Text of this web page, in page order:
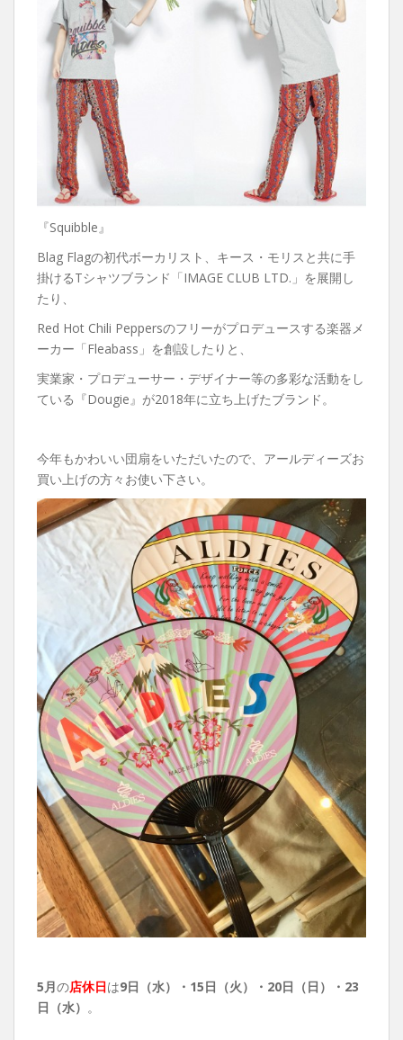
『Squibble』
Blag Flagの初代ボーカリスト、キース・モリスと共に手
掛けるTシャツブランド「IMAGE CLUB LTD.」を展開し
たり、
Red Hot Chili Peppersのフリーがプロデュースする楽器メ
ーカー「Fleabass」を創設したりと、
実業家・プロデューサー・デザイナー等の多彩な活動をし
ている『Dougie』が2018年に立ち上げたブランド。
今年もかわいい団扇をいただいたので、アールディーズお
買い上げの方々お使い下さい。
5月の店休日は9日（水）・ 15日（火）・20日（日）・23
日（水） 。